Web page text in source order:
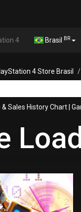
4 Brasil BR
4 Store Brasil
& Sales History Chart